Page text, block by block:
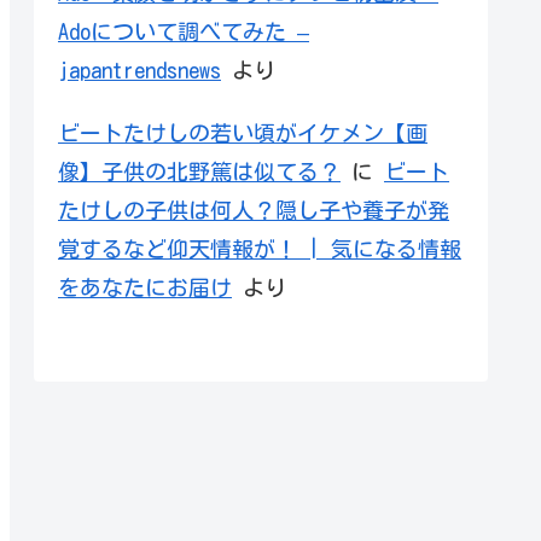
Adoについて調べてみた –
japantrendsnews より
ビートたけしの若い頃がイケメン【画
像】子供の北野篤は似てる？
に
ビート
たけしの子供は何人？隠し子や養子が発
覚するなど仰天情報が！ | 気になる情報
をあなたにお届け より